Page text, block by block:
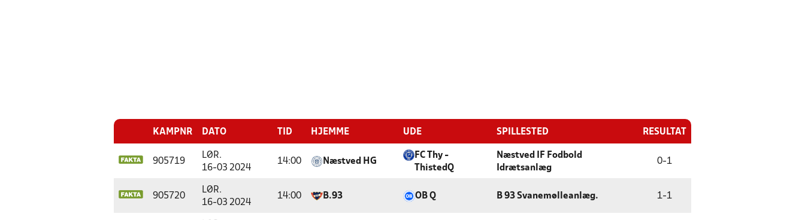
KAMPNR DATO TID HJEMME UDE SPILLESTED RESULTAT
905719
LØR.
16-03 2024
14:00 Næstved HG
FC Thy -
ThistedQ
Næstved IF Fodbold
Idrætsanlæg
0-1
905720
LØR.
16-03 2024
14:00 B.93 OB Q B 93 Svanemølleanlæg. 1-1